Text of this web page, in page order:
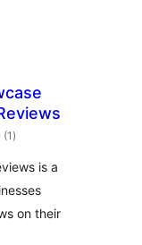
(1 টা
মুঠ)
is a
on their